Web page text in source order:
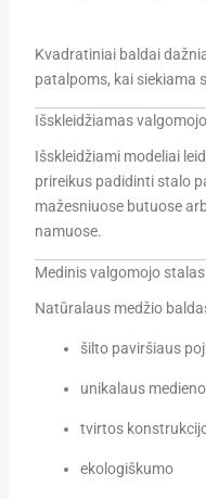
Kvadratiniai baldai
patalpoms, kai siekiama
Išskleidžiamas
Išskleidžiami modeliai
prireikus padidinti stalo
mažesniuose butuose
namuose.
Medinis valgomojo
Natūralaus medžio
šilto paviršiaus
unikalaus
tvirtos
ekologiškumo